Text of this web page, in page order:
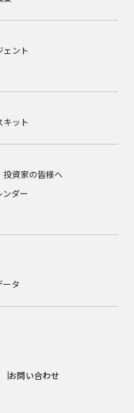
ェント
キット
投資家の皆様へ
ンダー
ータ
お問い合わせ